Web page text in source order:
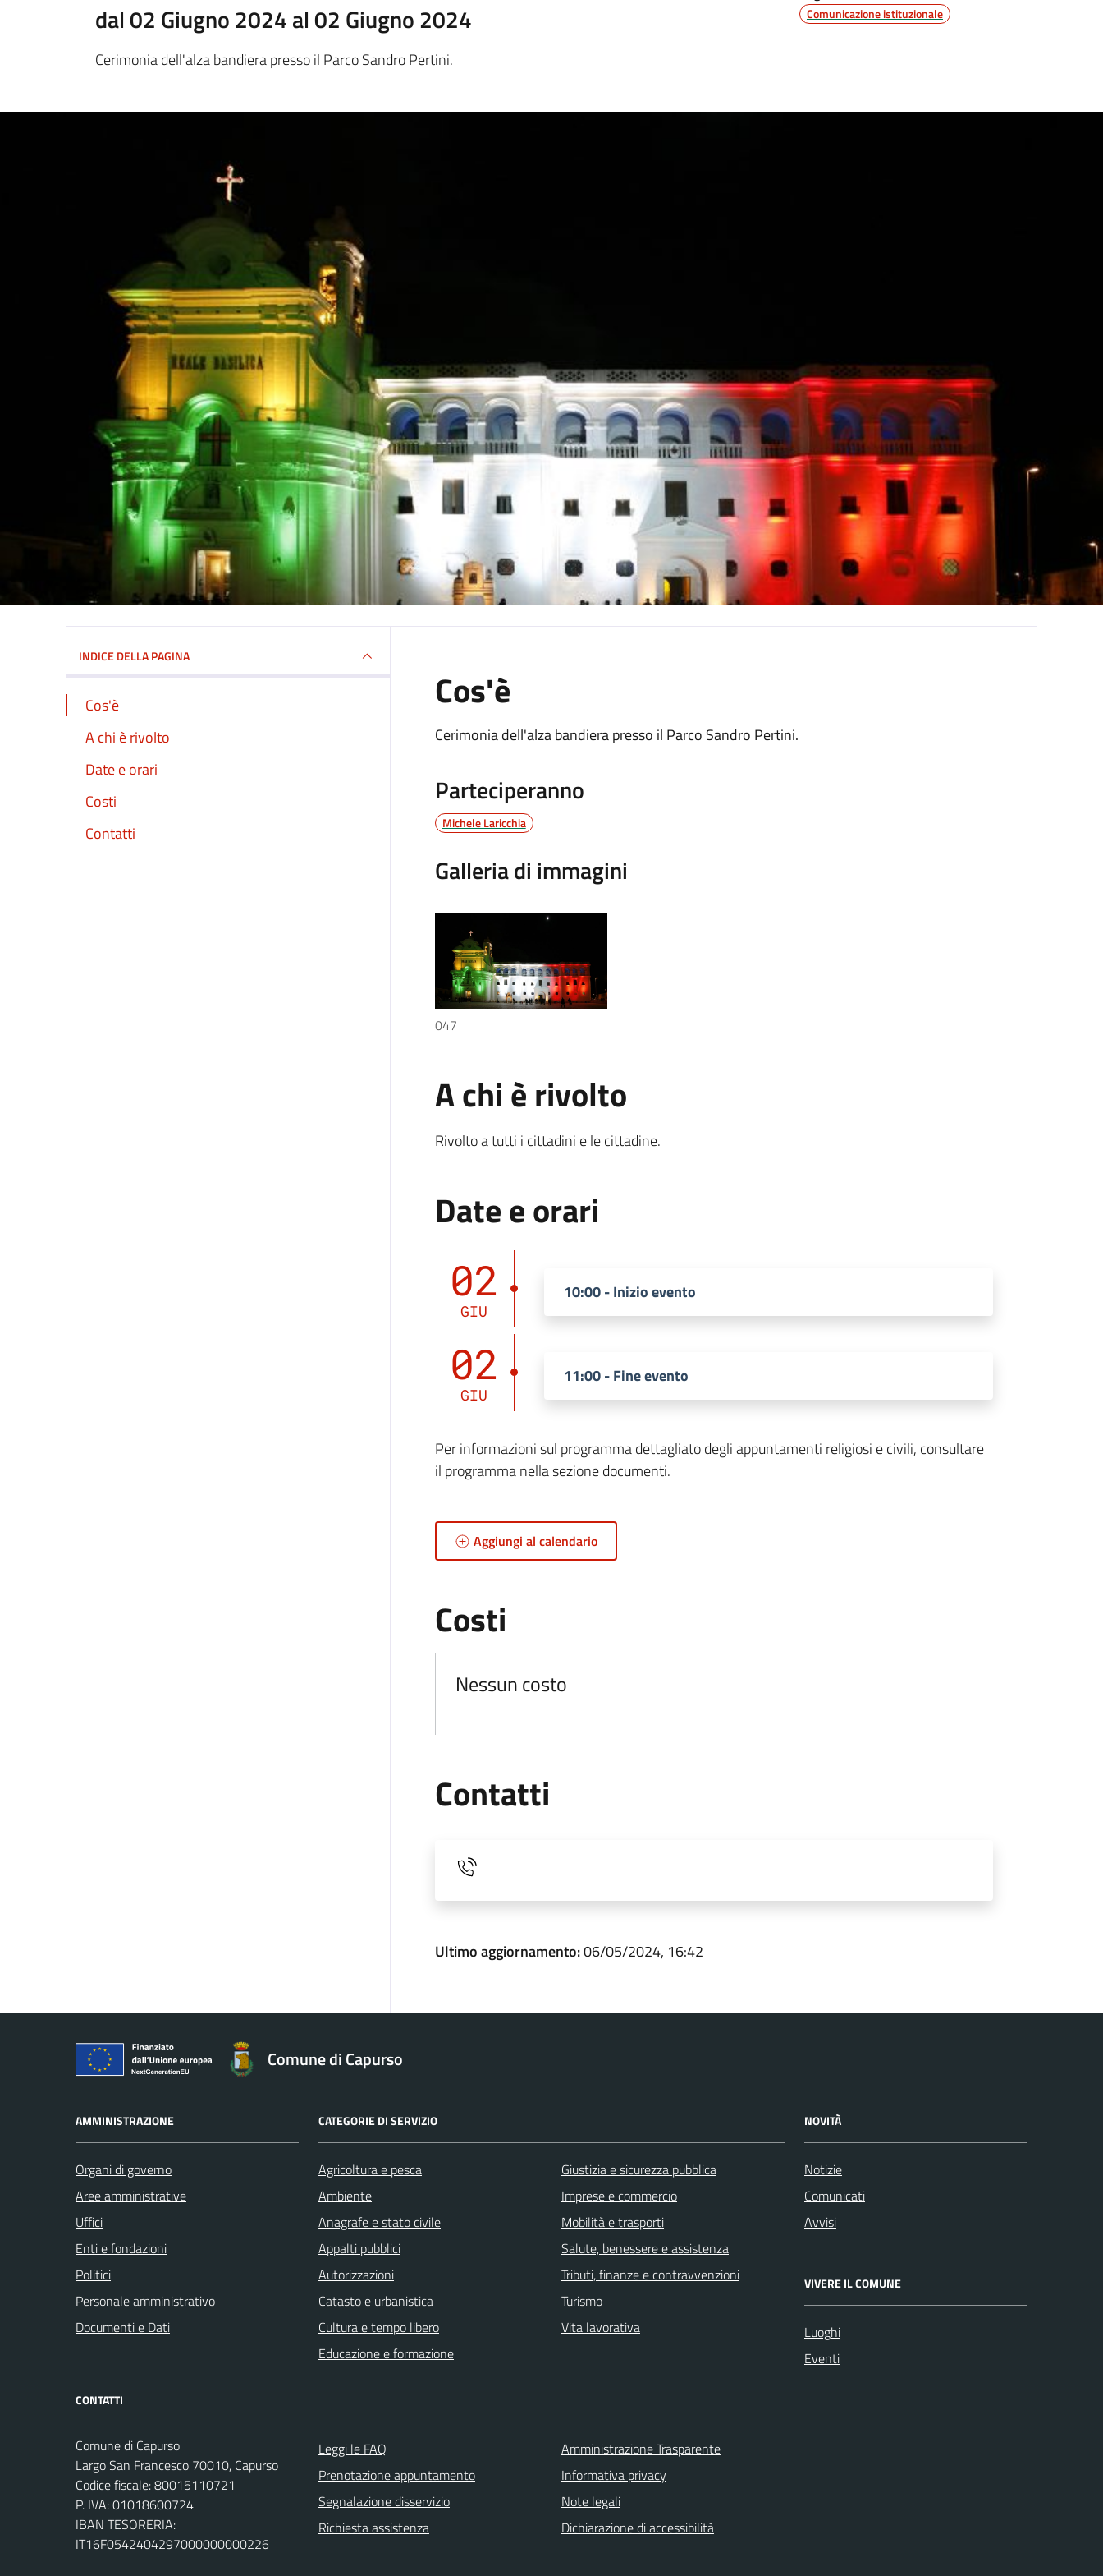
dal 02 Giugno 2024 al 02 Giugno 2024
Cerimonia dell'alza bandiera presso il Parco Sandro Pertini.
Comunicazione istituzionale
INDICE DELLA PAGINA
Cos'è
A chi è rivolto
Date e orari
Costi
Contatti
Cos'è
Cerimonia dell'alza bandiera presso il Parco Sandro Pertini.
Parteciperanno
Michele Laricchia
Galleria di immagini
047
A chi è rivolto
Rivolto a tutti i cittadini e le cittadine.
Date e orari
02
GIU
10:00 - Inizio evento
02
GIU
11:00 - Fine evento
Per informazioni sul programma dettagliato degli appuntamenti religiosi e civili, consultare
il programma nella sezione documenti.
Aggiungi al calendario
Costi
Nessun costo
Contatti
Ultimo aggiornamento:06/05/2024, 16:42
Comune di Capurso
AMMINISTRAZIONE
Organi di governo
Aree amministrative
Uffici
Enti e fondazioni
Politici
Personale amministrativo
Documenti e Dati
CATEGORIE DI SERVIZIO
Agricoltura e pesca
Ambiente
Anagrafe e stato civile
Appalti pubblici
Autorizzazioni
Catasto e urbanistica
Cultura e tempo libero
Educazione e formazione
Giustizia e sicurezza pubblica
Imprese e commercio
Mobilità e trasporti
Salute, benessere e assistenza
Tributi, finanze e contravvenzioni
Turismo
Vita lavorativa
NOVITÀ
Notizie
Comunicati
Avvisi
VIVERE IL COMUNE
Luoghi
Eventi
CONTATTI
Comune di Capurso
Largo San Francesco 70010, Capurso
Codice fiscale: 80015110721
P. IVA: 01018600724
IBAN TESORERIA:
IT16F0542404297000000000226
Leggi le FAQ
Prenotazione appuntamento
Segnalazione disservizio
Richiesta assistenza
Amministrazione Trasparente
Informativa privacy
Note legali
Dichiarazione di accessibilità